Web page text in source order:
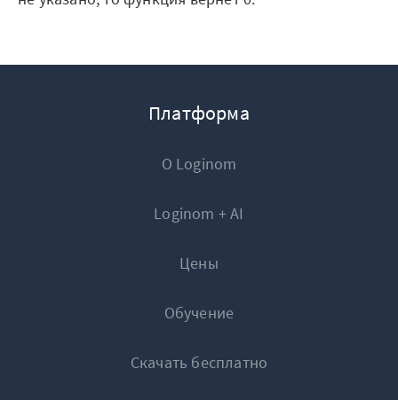
Платформа
О Loginom
Loginom + AI
Цены
Обучение
Скачать бесплатно